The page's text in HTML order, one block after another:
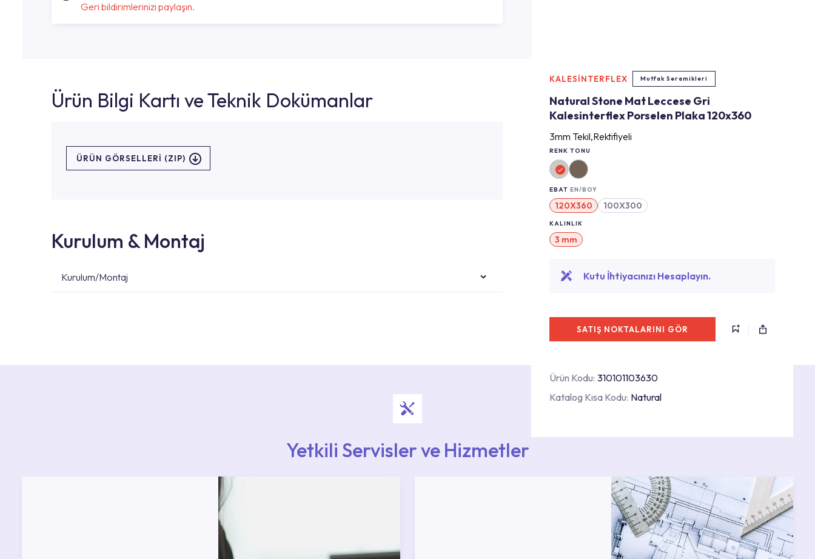
KALESİNTERFLEX Mutfak Seramikleri
Natural Stone Mat Leccese Gri
Kalesinterflex Porselen Plaka 120x360
3mm Tekil,Rektifiyeli
RENK TONU
EBAT EN/BOY
120X360 100X300
KALINLIK
3 mm
Kutu İhtiyacınızı Hesaplayın.
SATIŞ NOKTALARINI GÖR
Ürün Kodu: 310101103630
Katalog Kısa Kodu: Natural
Geri bildirimlerinizi paylaşın.
Ürün Bilgi Kartı ve Teknik Dokümanlar
ÜRÜN GÖRSELLERI (ZIP)
Kurulum & Montaj
Kurulum/Montaj
Yetkili Servisler ve Hizmetler